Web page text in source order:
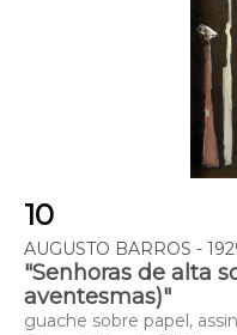
10
AUGUSTO BARROS -
"Senhoras de alta
aventesmas)"
guache sobre papel,